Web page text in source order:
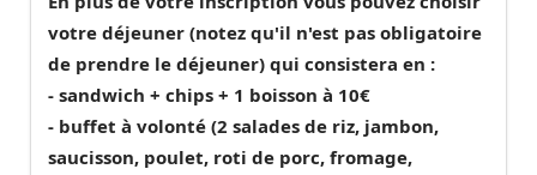
votre déjeuner (notez qu'il n'est pas obligatoire
de prendre le déjeuner) qui consistera en :
- sandwich + chips + 1 boisson à 10€
- buffet à volonté (2 salades de riz, jambon,
saucisson, poulet, roti de porc, fromage,